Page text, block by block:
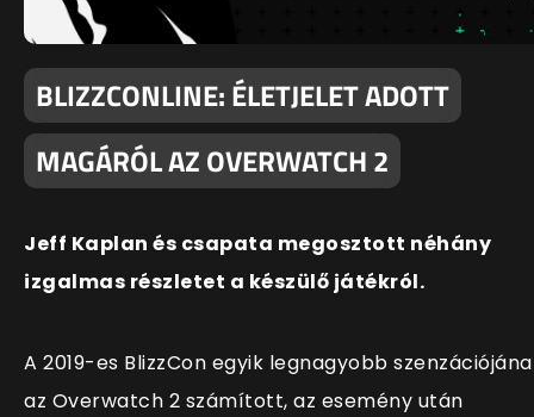
BLIZZCONLINE: ÉLETJELET ADOTT
MAGÁRÓL AZ OVERWATCH 2
Jeff Kaplan és csapata megosztott néhány
izgalmas részletet a készülő játékról.
A 2019-es BlizzCon egyik legnagyobb
az Overwatch 2 számított, az esemény után